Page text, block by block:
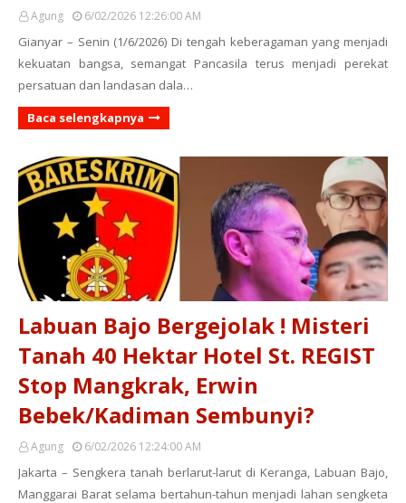
Agung 6/02/2026 12:26:00 AM
Gianyar – Senin (1/6/2026) Di tengah keberagaman yang menjadi
kekuatan bangsa, semangat Pancasila terus menjadi perekat
persatuan dan landasan dala…
Baca selengkapnya
Labuan Bajo Bergejolak ! Misteri
Tanah 40 Hektar Hotel St. REGIST
Stop Mangkrak, Erwin
Bebek/Kadiman Sembunyi?
Agung 6/02/2026 12:24:00 AM
Jakarta – Sengkera tanah berlarut-larut di Keranga, Labuan Bajo,
Manggarai Barat selama bertahun-tahun menjadi lahan sengketa